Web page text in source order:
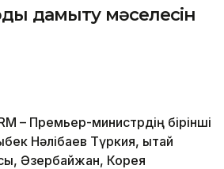
дамыту мәселесін
– Премьер-министрдің бірінші
Нәлібаев Түркия, Қытай
Әзербайжан, Корея